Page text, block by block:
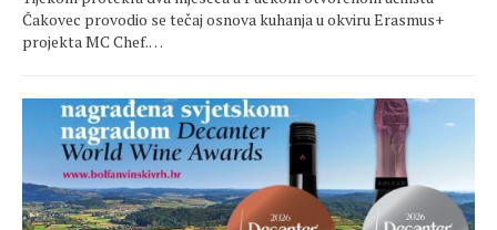
Čakovec provodio se tečaj osnova kuhanja u okviru Erasmus+
projekta MC Chef.…